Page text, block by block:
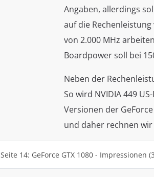
Angaben, allerdings
auf die Rechenleistung
von 2.000 MHz
Boardpower soll bei
Neben der
So wird NVIDIA 449
Versionen der
und daher rechnen
Seite 14: GeForce GTX 1080 - Impressionen